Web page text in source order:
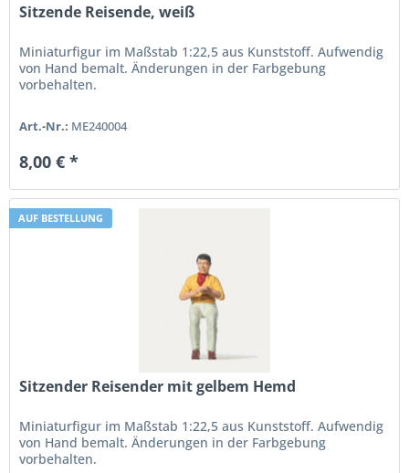
Sitzende Reisende, weiß
Miniaturfigur im Maßstab 1:22,5 aus Kunststoff. Aufwendig
von Hand bemalt. Änderungen in der Farbgebung
vorbehalten.
Art.-Nr.: ME240004
8,00 € *
AUF BESTELLUNG
Sitzender Reisender mit gelbem Hemd
Miniaturfigur im Maßstab 1:22,5 aus Kunststoff. Aufwendig
von Hand bemalt. Änderungen in der Farbgebung
vorbehalten.